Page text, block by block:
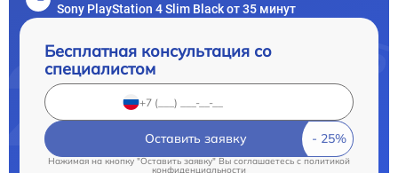
Sony PlayStation 4 Slim Black от 35 минут
Бесплатная консультация со
специалистом
Оставить заявку
Нажимая на кнопку "Оставить заявку" Вы соглашаетесь cполитикой
конфиденциальности